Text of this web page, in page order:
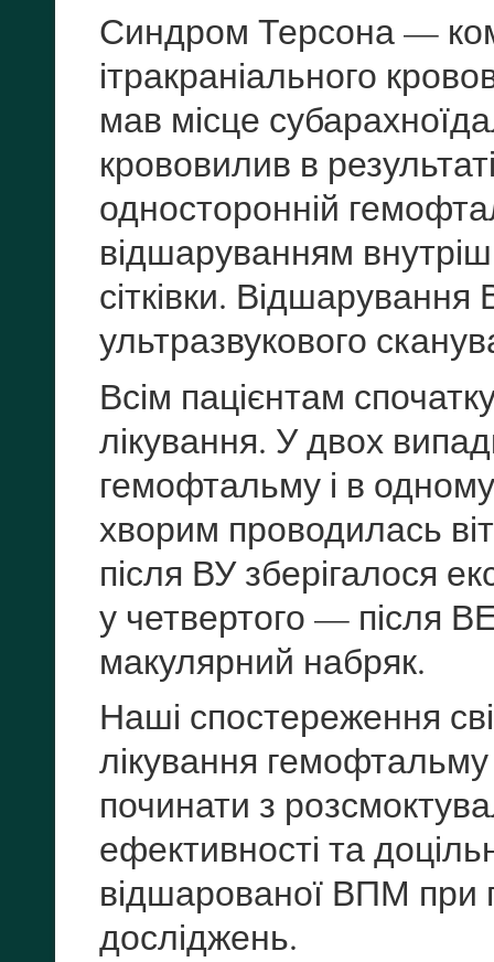
Синдром Терсона —
ітракраніального
мав місце
крововилив в
односторонній
відшаруванням
сітківки.
ультразвукового
Всім пацієнтам
лікування. У двох
гемофтальму і в
хворим проводилась
після ВУ зберігалося
у четвертого — після
макулярний набряк.
Наші спостереження
лікування
починати з
ефективності та
відшарованої ВПМ при
досліджень.